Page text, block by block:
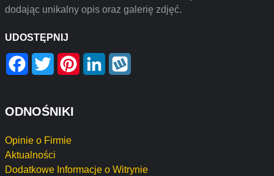
dodając unikalny opis oraz galerię zdjęć.
UDOSTĘPNIJ
Facebook
Twitter PinterestLinkedIn
ODNOŚNIKI
Opinie o Firmie
Aktualności
Dodatkowe Informacje o Witrynie